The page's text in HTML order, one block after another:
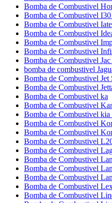
Bomba de Combustivel
Bomba de Combustivel
Bomba de Combustivel Iate
Bomba de Combustivel
Bomba de Combustivel
Bomba de Combustivel
Bomba de Combustivel
bomba de combustivel
Bomba de Combustivel Jet
Bomba de Combustivel
Bomba de Combustivel ka
Bomba de Combustivel
Bomba de Combustivel kia
Bomba de Combustivel
Bomba de Combustivel
Bomba de Combustivel
Bomba de Combustivel
Bomba de Combustivel
Bomba de Combustivel
Bomba de Combustivel
Bomba de Combustivel
Bomba de Combustivel